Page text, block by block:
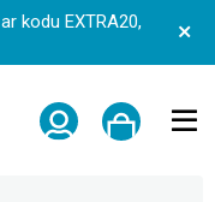
kodu EXTRA20,